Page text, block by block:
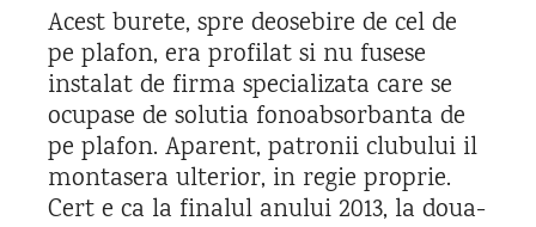
Acest burete, spre deosebire de cel de
pe plafon, era profilat si nu fusese
instalat de firma specializata care se
ocupase de solutia fonoabsorbanta de
pe plafon. Aparent, patronii clubului il
montasera ulterior, in regie proprie.
Cert e ca la finalul anului 2013, la doua-